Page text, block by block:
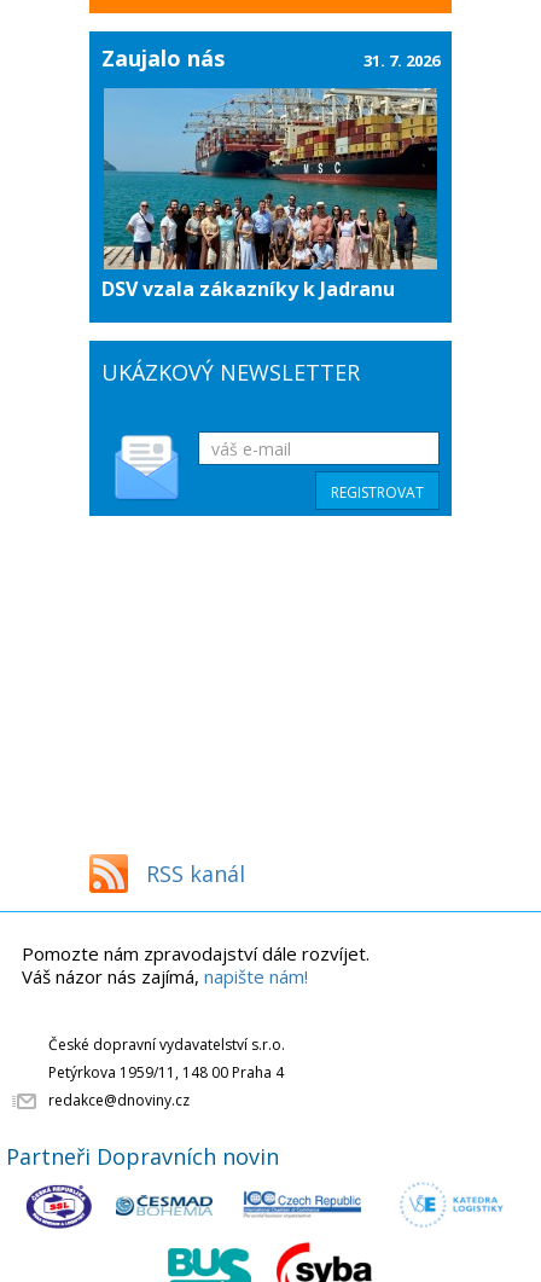
Zaujalo nás
DSV vzala zákazníky k Jadranu
31. 7. 2026
UKÁZKOVÝ NEWSLETTER
RSS kanál
Pomozte nám zpravodajství dále rozvíjet.
Váš názor nás zajímá, napište nám!
České dopravní vydavatelství s.r.o.
Petýrkova 1959/11, 148 00 Praha 4
redakce@dnoviny.cz
Partneři Dopravních novin